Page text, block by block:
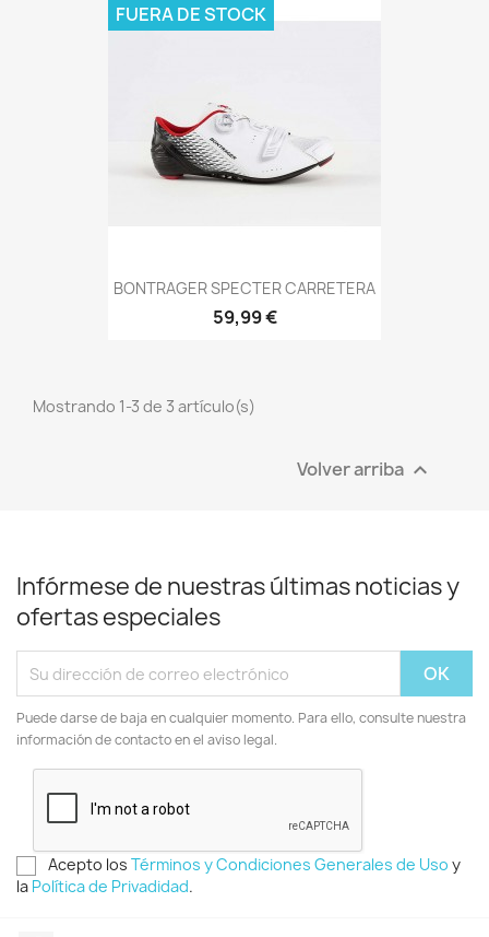
BONTRAGER SPECTER CARRETERA
59,99 €
FUERA DE STOCK
Mostrando 1-3 de 3 artículo(s)
Volver arriba 
Infórmese de nuestras últimas noticias y
ofertas especiales
Puede darse de baja en cualquier momento. Para ello, consulte nuestra
información de contacto en el aviso legal.
Acepto los Términos y Condiciones Generales de Uso y
la Política de Privadidad.